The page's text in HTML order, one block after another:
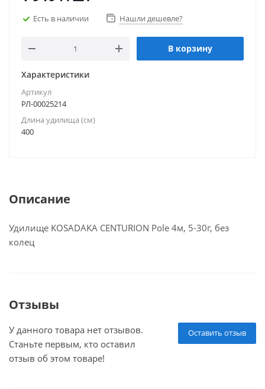
Есть в наличии Нашли дешевле?
В корзину
Характеристики
Артикул
РЛ-00025214
Длина удилища (см)
400
Описание
Удилище KOSADAKA CENTURION Pole 4м, 5-30г, без
колец
Отзывы
Оставить отзыв
У данного товара нет отзывов.
Станьте первым, кто оставил
отзыв об этом товаре!